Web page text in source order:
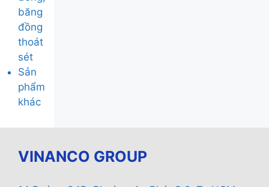
băng
đồng
thoát
sét
Sản
phẩm
khác
VINANCO GROUP